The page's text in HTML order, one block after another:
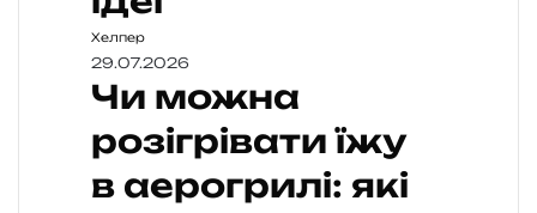
Хелпер
29.07.2026
Чи можна
розігрівати їжу
в аерогрилі: які